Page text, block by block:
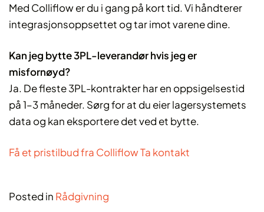
Med Colliflow er du i gang på kort tid. Vi håndterer
integrasjonsoppsettet og tar imot varene dine.
Kan jeg bytte 3PL-leverandør hvis jeg er
misfornøyd?
Ja. De fleste 3PL-kontrakter har en oppsigelsestid
på 1–3 måneder. Sørg for at du eier lagersystemets
data og kan eksportere det ved et bytte.
Få et pristilbud fra ColliflowTa kontakt
Posted in Rådgivning